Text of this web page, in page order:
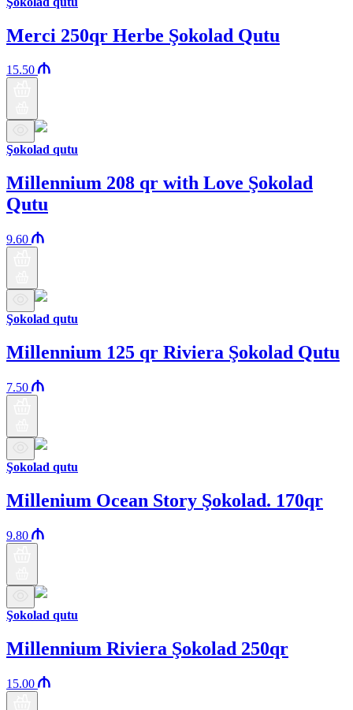
Merci 250qr Herbe Şokolad Qutu
15.50
Şokolad qutu
Millennium 208 qr with Love Şokolad
Qutu
9.60
Şokolad qutu
Millennium 125 qr Riviera Şokolad Qutu
7.50
Şokolad qutu
Millenium Ocean Story Şokolad. 170qr
9.80
Şokolad qutu
Millennium Riviera Şokolad 250qr
15.00